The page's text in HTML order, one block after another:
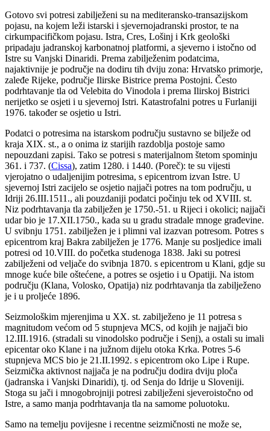
Gotovo svi potresi zabilježeni su na mediteransko-transazijskom
pojasu, na kojem leži istarski i sjevernojadranski prostor, te na
cirkumpacifičkom pojasu. Istra, Cres, Lošinj i Krk geološki
pripadaju jadranskoj karbonatnoj platformi, a sjeverno i istočno od
Istre su Vanjski Dinaridi. Prema zabilježenim podatcima,
najaktivnije je područje na dodiru tih dviju zona: Hrvatsko primorje,
zaleđe Rijeke, područje Ilirske Bistrice prema Postojni. Često
podrhtavanje tla od Velebita do Vinodola i prema Ilirskoj Bistrici
nerijetko se osjeti i u sjevernoj Istri. Katastrofalni potres u Furlaniji
1976. također se osjetio u Istri.
Podatci o potresima na istarskom području sustavno se bilježe od
kraja XIX. st., a o onima iz starijih razdoblja postoje samo
nepouzdani zapisi. Tako se potresi s materijalnom štetom spominju
361. i 737. (Cissa), zatim 1280. i 1440. (Poreč): te su vijesti
vjerojatno o udaljenijim potresima, s epicentrom izvan Istre. U
sjevernoj Istri zacijelo se osjetio najjači potres na tom području, u
Idriji 26.III.1511., ali pouzdaniji podatci počinju tek od XVIII. st.
Niz podrhtavanja tla zabilježen je 1750.-51. u Rijeci i okolici; najjači
udar bio je 17.XII.1750., kada su u gradu stradale mnoge građevine.
U svibnju 1751. zabilježen je i plimni val izazvan potresom. Potres s
epicentrom kraj Bakra zabilježen je 1776. Manje su posljedice imali
potresi od 10.VIII. do početka studenoga 1838. Jaki su potresi
zabilježeni od veljače do svibnja 1870. s epicentrom u Klani, gdje su
mnoge kuće bile oštećene, a potres se osjetio i u Opatiji. Na istom
području (Klana, Volosko, Opatija) niz podrhtavanja tla zabilježeno
je i u proljeće 1896.
Seizmološkim mjerenjima u XX. st. zabilježeno je 11 potresa s
magnitudom većom od 5 stupnjeva MCS, od kojih je najjači bio
12.III.1916. (stradali su vinodolsko područje i Senj), a ostali su imali
epicentar oko Klane i na južnom dijelu otoka Krka. Potres 5-6
stupnjeva MCS bio je 21.II.1992. s epicentrom oko Lipe i Rupe.
Seizmička aktivnost najjača je na području dodira dviju ploča
(jadranska i Vanjski Dinaridi), tj. od Senja do Idrije u Sloveniji.
Stoga su jači i mnogobrojniji potresi zabilježeni sjeveroistočno od
Istre, a samo manja podrhtavanja tla na samome poluotoku.
Samo na temelju povijesne i recentne seizmičnosti ne može se,